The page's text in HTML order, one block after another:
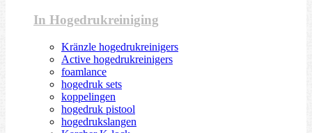
In Hogedrukreiniging
Kränzle hogedrukreinigers
Active hogedrukreinigers
foamlance
hogedruk sets
koppelingen
hogedruk pistool
hogedrukslangen